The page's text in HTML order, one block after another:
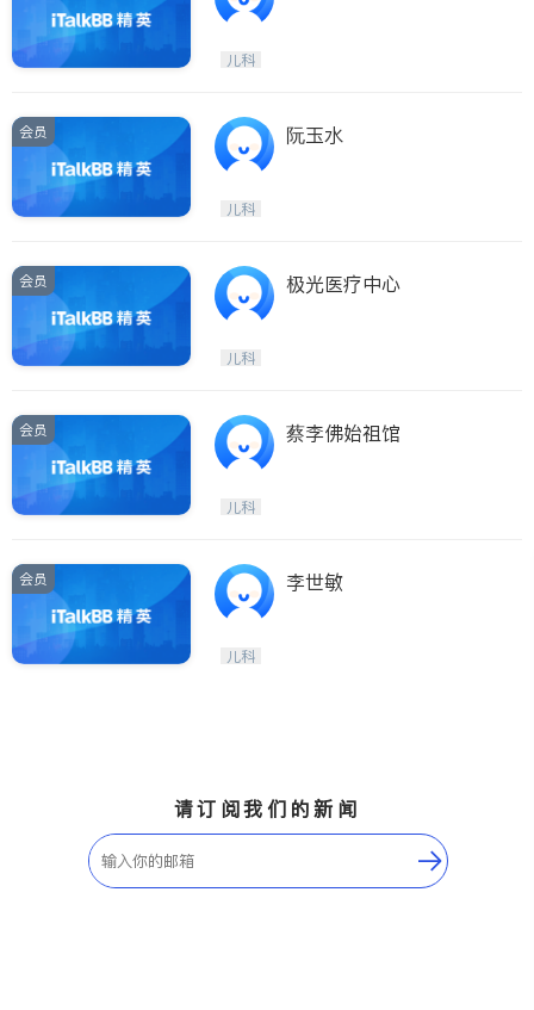
儿科
会员 阮玉水
儿科
会员 极光医疗中心
儿科
会员 蔡李佛始祖馆
儿科
会员 李世敏
儿科
请订阅我们的新闻